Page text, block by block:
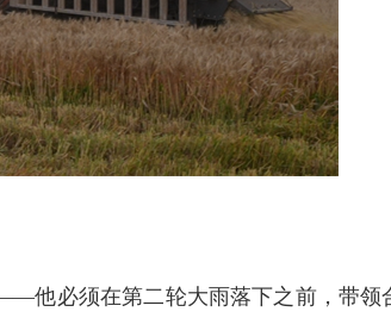
他必须在第二轮大雨落下之前，带领